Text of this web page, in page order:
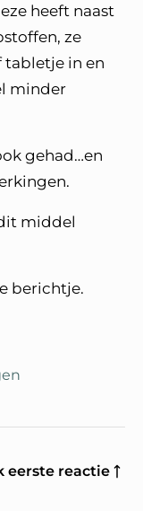
heeft naast
ze
tabletje in en
minder
gehad…en
middel
berichtje.
eerste reactie